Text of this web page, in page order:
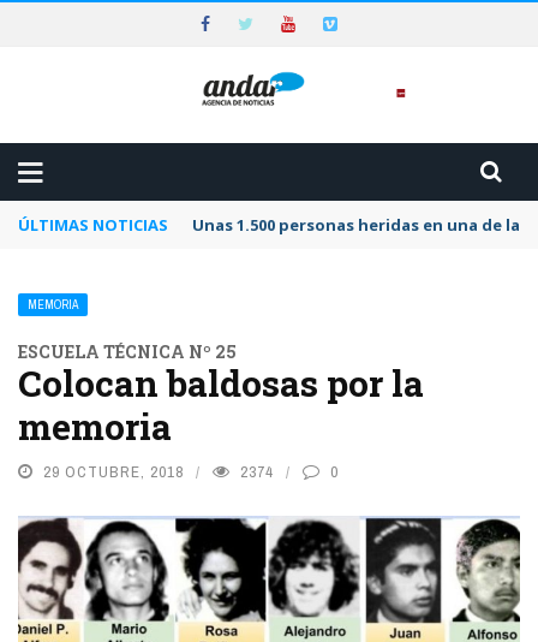
ÚLTIMAS NOTICIAS Unas 1.500 personas heridas en una de
MEMORIA
ESCUELA TÉCNICA Nº 25
Colocan baldosas por la
memoria
29 OCTUBRE, 2018 2374 0